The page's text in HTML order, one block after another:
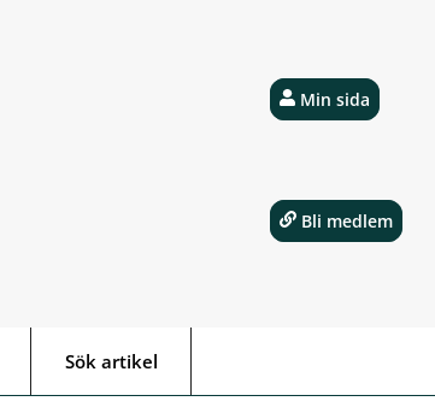
Sök artikel
Min sida
Bli medlem